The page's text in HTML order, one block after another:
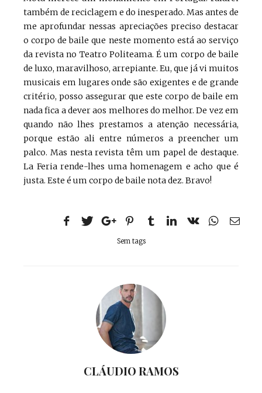
também de reciclagem e do inesperado. Mas antes de
me aprofundar nessas apreciações preciso destacar
o corpo de baile que neste momento está ao serviço
da revista no Teatro Politeama. É um corpo de baile
de luxo, maravilhoso, arrepiante. Eu, que já vi muitos
musicais em lugares onde são exigentes e de grande
critério, posso assegurar que este corpo de baile em
nada fica a dever aos melhores do melhor. De vez em
quando não lhes prestamos a atenção necessária,
porque estão ali entre números a preencher um
palco. Mas nesta revista têm um papel de destaque.
La Feria rende-lhes uma homenagem e acho que é
justa. Este é um corpo de baile nota dez. Bravo!
Sem tags
CLÁUDIO RAMOS